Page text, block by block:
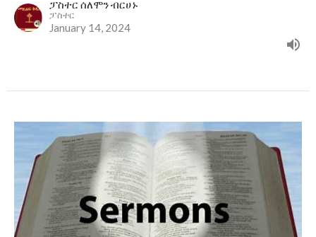
ፓስተር ሰለሞን ብርሀኑ
ፓስተር
January 14, 2024